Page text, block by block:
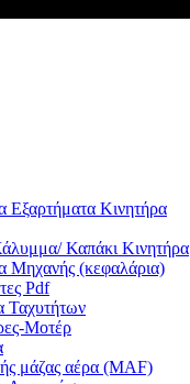
Εξαρτήματα Κινητήρα
Καπάκι Κινητήρα
Μηχανής (κεφαλάρια)
Pdf
Ταχυτήτων
Μοτέρ
μάζας αέρα (MAF)